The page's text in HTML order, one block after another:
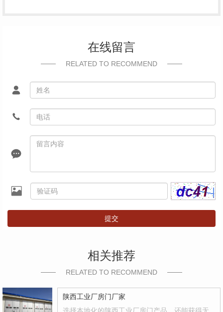
在线留言
RELATED TO RECOMMEND
提交
相关推荐
RELATED TO RECOMMEND
陕西工业厂房门厂家